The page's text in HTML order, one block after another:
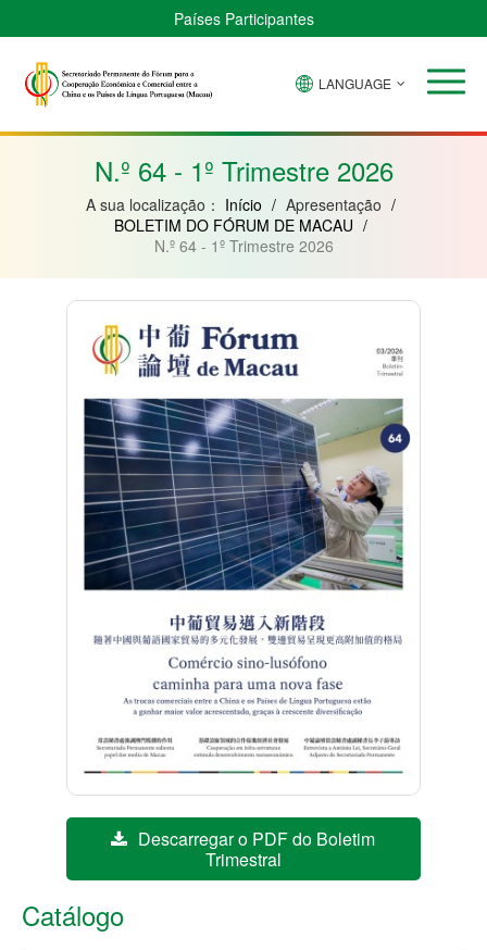
Países Participantes
Verde
Bissau
Guiné
Moçambique
LANGUAGE
N.º 64 - 1º Trimestre 2026
A sua localização： Início / Apresentação /
BOLETIM DO FÓRUM DE MACAU /
N.º 64 - 1º Trimestre 2026
Descarregar o PDF do Boletim
Trimestral
Catálogo